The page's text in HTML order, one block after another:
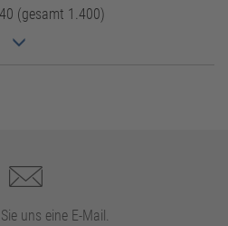
(gesamt 1.400)
uns eine E-Mail.